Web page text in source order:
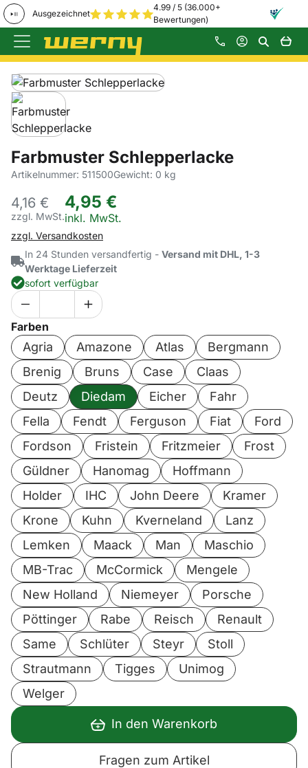
Ausgezeichnet
4.99 / 5 (36.000+
Bewertungen)
Zum Hauptinhalt springen
Produktgalerie
Zur Kaufbox springen
Farbmuster Schlepperlacke
Artikelnummer: 511500Gewicht: 0 kg
4,16 €
zzgl. MwSt.
4,95 €
Steuerhinweis:
inkl. MwSt.
zzgl. Versandkosten
In 24 Stunden versandfertig - Versand mit DHL, 1-3
Werktage Lieferzeit
sofort verfügbar
Farben
Agria Amazone Atlas
Bergmann
Brenig
Bruns Case
Claas
Deutz
Diedam Eicher
Fahr
Fella
Fendt Ferguson Fiat
Ford
Fordson
Fristein Fritzmeier
Frost
Güldner
Hanomag
Hoffmann
Holder
IHC John Deere
Kramer
Krone
Kuhn Kverneland
Lanz
Lemken
Maack Man
Maschio
MB-Trac
McCormick
Mengele
New Holland
Niemeyer
Porsche
Pöttinger
Rabe Reisch
Renault
Same
Schlüter Steyr
Stoll
Strautmann
Tigges
Unimog
Welger
In den Warenkorb
Fragen zum Artikel